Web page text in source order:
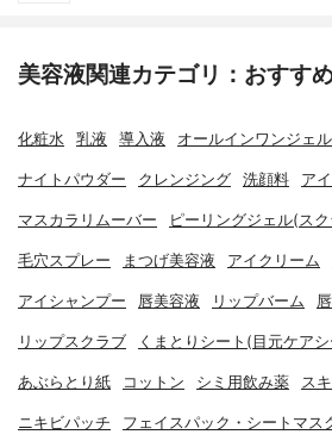
美容液関連カテゴリ：おすす
化粧水 乳液 導入液 オールインワンジェ
ナイトパウダー クレンジング 洗顔料 ア
マスカラリムーバー ピーリングジェル(ス
毛穴スプレー まつげ美容液 アイクリーム
アイシャンプー 唇美容液 リップバーム
リップスクラブ くまとりシート(目元ケア
あぶらとり紙 コットン シミ用飲み薬 ス
ニキビパッチ フェイスパック・シートマス